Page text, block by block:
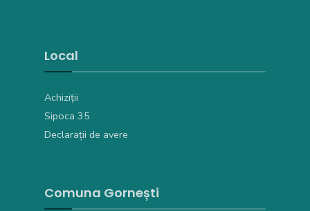
Local
Achiziții
Sipoca 35
Declarații de avere
Comuna Gornești